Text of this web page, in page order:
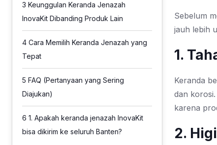
3 Keunggulan Keranda Jenazah
InovaKit Dibanding Produk Lain
4 Cara Memilih Keranda Jenazah yang
Tepat
5 FAQ (Pertanyaan yang Sering
Diajukan)
6 1. Apakah keranda jenazah InovaKit
bisa dikirim ke seluruh Banten?
Sebelum
jauh lebih
1.
Keranda
dan
karena
2.